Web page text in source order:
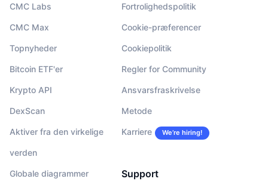
CMC Labs
CMC Max
Topnyheder
Bitcoin ETF'er
Krypto API
DexScan
Aktiver fra den virkelige
verden
Globale diagrammer
Fortrolighedspolitik
Cookie-præferencer
Cookiepolitik
Regler for Community
Ansvarsfraskrivelse
Metode
Karriere We’re hiring!
Support